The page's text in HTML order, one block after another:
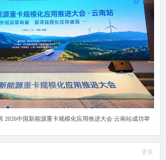
2026中国新能源重卡规模化应用推进大会·云南站成功举
更多